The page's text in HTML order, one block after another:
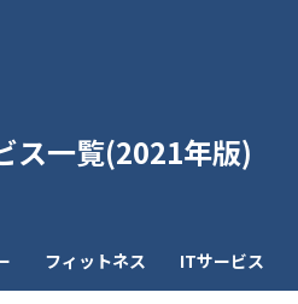
ス一覧(2021年版)
フィットネス ITサービス